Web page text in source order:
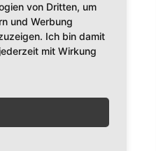
von Dritten, um
und Werbung
Ich bin damit
mit Wirkung